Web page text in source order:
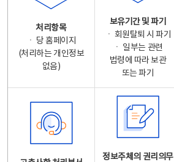
처리항목
ㆍ 당 홈페이지
(처리하는 개인정보
없음)
보유기간 및 파기
ㆍ 회원탈퇴 시 파기
ㆍ 일부는 관련
법령에 따라 보관
또는 파기
정보주체의 권리의무